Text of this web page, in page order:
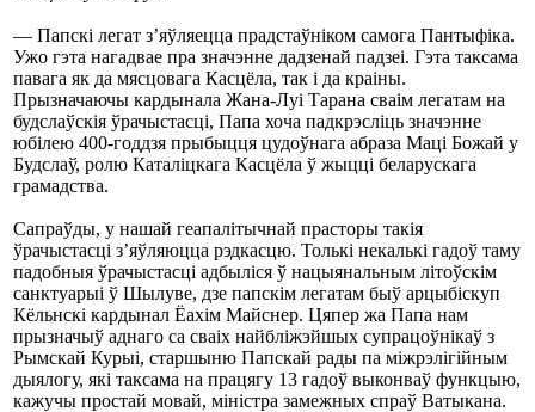
— Папскі легат з’яўляецца прадстаўніком самога Пантыфіка.
Ужо гэта нагадвае пра значэнне дадзенай падзеі. Гэта таксама
павага як да мясцовага Касцёла, так і да краіны.
Прызначаючы кардынала Жана-Луі Тарана сваім легатам на
будслаўскія ўрачыстасці, Папа хоча падкрэсліць значэнне
юбілею 400-годдзя прыбыцця цудоўнага абраза Маці Божай у
Будслаў, ролю Каталіцкага Касцёла ў жыцці беларускага
грамадства.
Сапраўды, у нашай геапалітычнай прасторы такія
ўрачыстасці з’яўляюцца рэдкасцю. Толькі некалькі гадоў таму
падобныя ўрачыстасці адбыліся ў нацыянальным літоўскім
санктуарыі ў Шылуве, дзе папскім легатам быў арцыбіскуп
Кёльнскі кардынал Ёахім Майснер. Цяпер жа Папа нам
прызначыў аднаго са сваіх найбліжэйшых супрацоўнікаў з
Рымскай Курыі, старшыню Папскай рады па міжрэлігійным
дыялогу, які таксама на працягу 13 гадоў выконваў функцыю,
кажучы простай мовай, міністра замежных спраў Ватыкана.